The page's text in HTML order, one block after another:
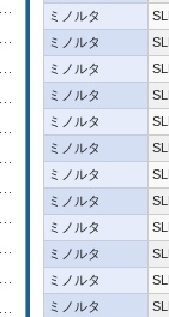
ミノルタ
ミノルタ
ミノルタ
ミノルタ
ミノルタ
ミノルタ
ミノルタ
ミノルタ
ミノルタ
ミノルタ
ミノルタ
ミノルタ